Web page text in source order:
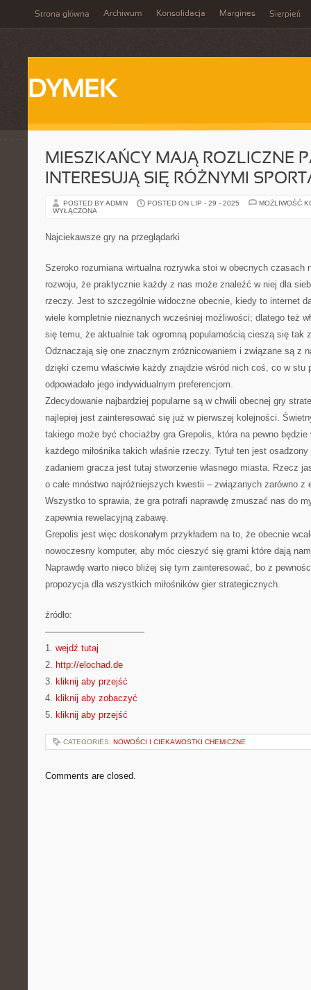
Strona główna Archiwum Konsolidacja Margines Sierpień
DYMEK
MIESZKAŃCY MAJĄ ROZLICZNE
INTERESUJĄ SIĘ RÓŻNYMI
POSTED BY ADMIN POSTED ON LIP - 29 - 2025
MOŻLIWOŚĆ
WYŁĄCZONA
Najciekawsze gry na przeglądarki
Szeroko rozumiana wirtualna rozrywka stoi w obecnych czasach
rozwoju, że praktycznie każdy z nas może znaleźć w niej dla
rzeczy. Jest to szczególnie widoczne obecnie, kiedy to internet
wiele kompletnie nieznanych wcześniej możliwości; dlatego też
się temu, że aktualnie tak ogromną popularnością cieszą się tak
Odznaczają się one znacznym zróżnicowaniem i związane są z
dzięki czemu właściwie każdy znajdzie wśród nich coś, co w stu
odpowiadało jego indywidualnym preferencjom.
Zdecydowanie najbardziej popularne są w chwili obecnej gry
najlepiej jest zainteresować się już w pierwszej kolejności.
takiego może być chociażby gra Grepolis, która na pewno będzie
każdego miłośnika takich właśnie rzeczy. Tytuł ten jest
zadaniem gracza jest tutaj stworzenie własnego miasta. Rzecz
o całe mnóstwo najróżniejszych kwestii – związanych zarówno z
Wszystko to sprawia, że gra potrafi naprawdę zmuszać nas do
zapewnia rewelacyjną zabawę.
Grepolis jest więc doskonałym przykładem na to, że obecnie
nowoczesny komputer, aby móc cieszyć się grami które dają
Naprawdę warto nieco bliżej się tym zainteresować, bo z
propozycja dla wszystkich miłośników gier strategicznych.
źródło:
———————————
1. wejdź tutaj
2. http://elochad.de
3. kliknij aby przejść
4. kliknij aby zobaczyć
5. kliknij aby przejść
CATEGORIES: NOWOŚCI I CIEKAWOSTKI CHEMICZNE
Comments are closed.